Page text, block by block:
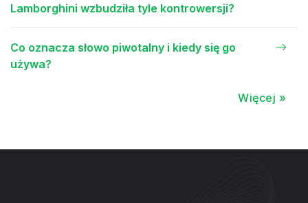
Lamborghini wzbudziła tyle kontrowersji?
Co oznacza słowo piwotalny i kiedy się go
używa?
Więcej »